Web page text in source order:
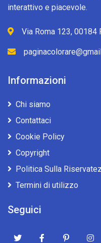
interattivo e piacevole.
Via Roma 123, 00184
Informazioni
Chi siamo
Contattaci
Cookie Policy
Copyright
Politica Sulla
Termini di utilizzo
Seguici